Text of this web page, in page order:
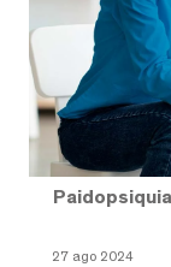
27 ago 2024